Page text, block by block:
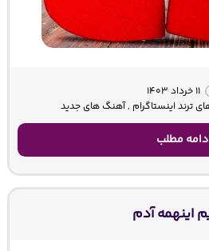
۱۱ خرداد ۱۴۰۳
ترند اینستاگرام , آهنگ های جدید
مطلب
اینهمه آدم